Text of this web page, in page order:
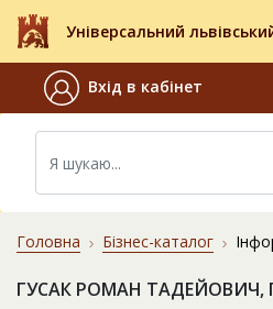
Універсальний
Вхід в кабінет
Головна Бізнес-каталог
ГУСАК РОМАН ТАДЕЙОВИЧ,